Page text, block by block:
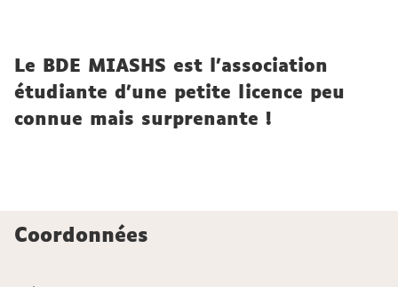
Le BDE MIASHS est l’association
étudiante d’une petite licence peu
connue mais surprenante !
Coordonnées